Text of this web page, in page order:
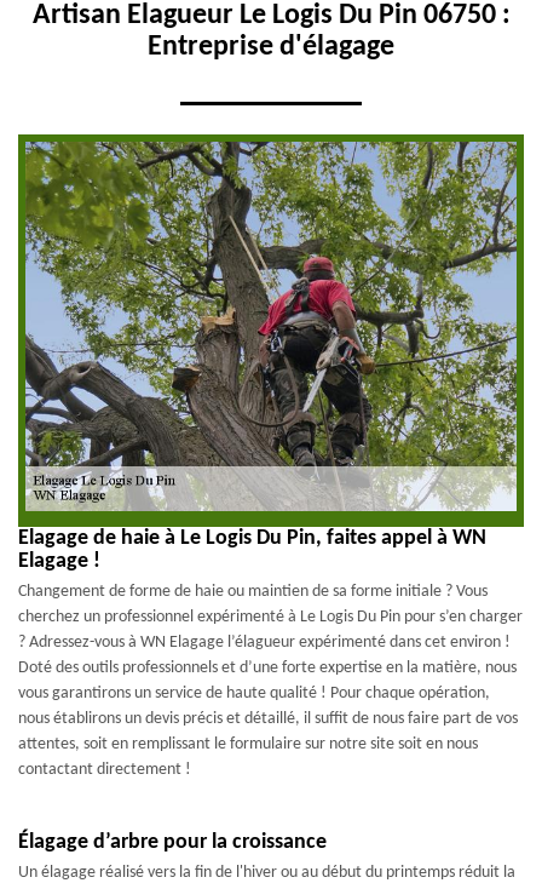
Artisan Elagueur Le Logis Du Pin 06750 :
Entreprise d'élagage
Elagage de haie à Le Logis Du Pin, faites appel à WN
Elagage !
Changement de forme de haie ou maintien de sa forme initiale ? Vous
cherchez un professionnel expérimenté à Le Logis Du Pin pour s’en charger
? Adressez-vous à WN Elagage l’élagueur expérimenté dans cet environ !
Doté des outils professionnels et d’une forte expertise en la matière, nous
vous garantirons un service de haute qualité ! Pour chaque opération,
nous établirons un devis précis et détaillé, il suffit de nous faire part de vos
attentes, soit en remplissant le formulaire sur notre site soit en nous
contactant directement !
Élagage d’arbre pour la croissance
Un élagage réalisé vers la fin de l'hiver ou au début du printemps réduit la